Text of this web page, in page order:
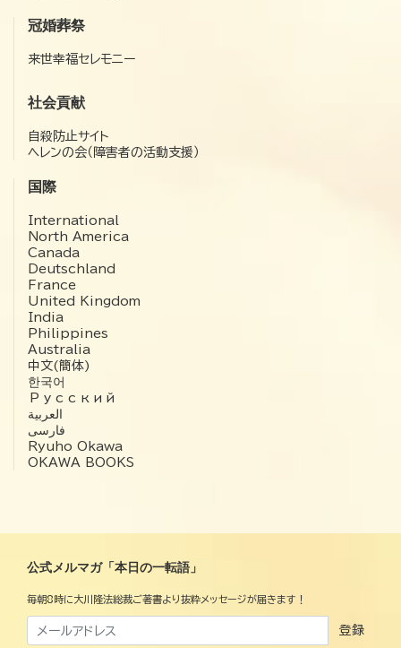
冠婚葬祭
来世幸福セレモニー
社会貢献
自殺防止サイト
ヘレンの会（障害者の活動支援）
国際
International
North America
Canada
Deutschland
France
United Kingdom
India
Philippines
Australia
中文(簡体)
한국어
Русский
العربية‏
فارسی
Ryuho Okawa
OKAWA BOOKS
公式メルマガ「本日の一転語」
毎朝8時に大川隆法総裁ご著書より抜粋メッセージが届きます！
登録